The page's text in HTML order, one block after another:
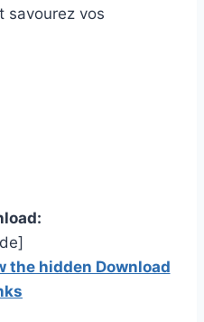
savourez vos
the hidden Download